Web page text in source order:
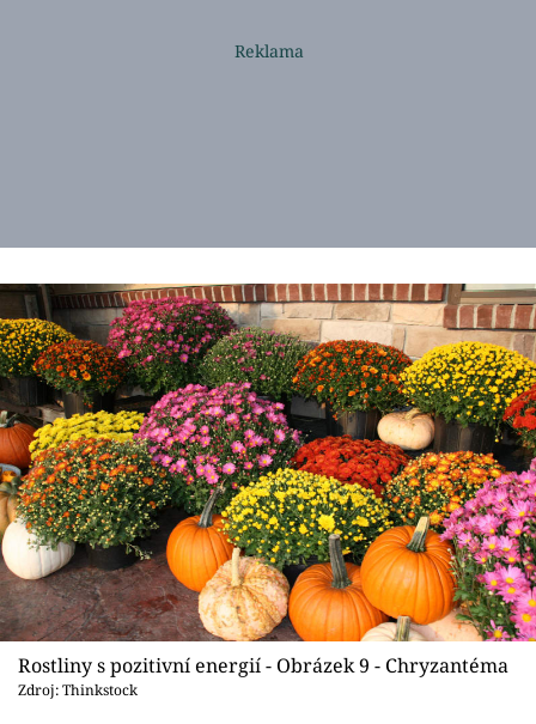
Rostliny s pozitivní energií - Obrázek 9 - Chryzantéma
Zdroj: Thinkstock